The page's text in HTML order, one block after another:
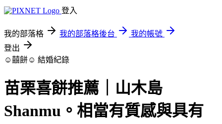
登入
我的部落格 我的部落格後台
我的帳號
登出
☺囍餅☺ 結婚紀錄
苗栗喜餅推薦｜山木島
Shanmu。相當有質感與具有